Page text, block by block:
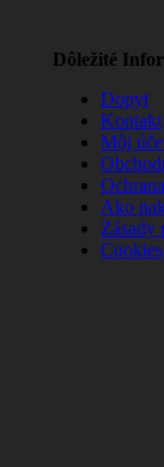
Dôležité
Dopyt
Kontakt
Môj
Ako
Zásady
Cookies